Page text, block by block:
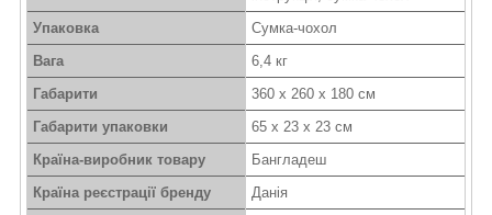
Упаковка
Сумка-чохол
Вага
6,4 кг
Габарити
360 х 260 х 180 см
Габарити упаковки
65 х 23 х 23 см
Країна-виробник товару
Бангладеш
Країна реєстрації бренду
Данія